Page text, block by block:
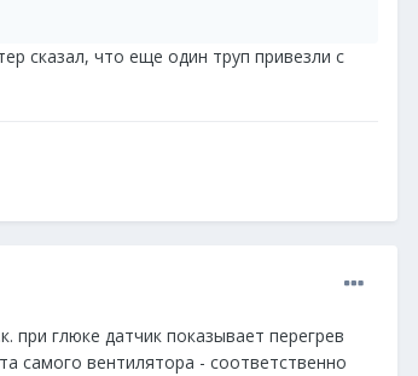
сказал, что еще один труп привезли с
глюке датчик показывает перегрев
самого вентилятора - соответственно